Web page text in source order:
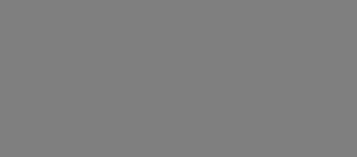
i nytt fönster.
i nytt fönster.
i nytt fönster.
i nytt fönster.
153.3 kB, öppnas i nytt fönster.